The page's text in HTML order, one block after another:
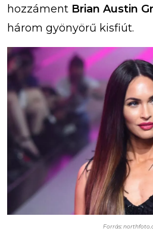
hozzáment Brian Austin
három gyönyörű kisfiút.
Forrás: